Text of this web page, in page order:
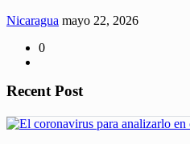
Nicaragua mayo 22, 2026
0
Recent Post